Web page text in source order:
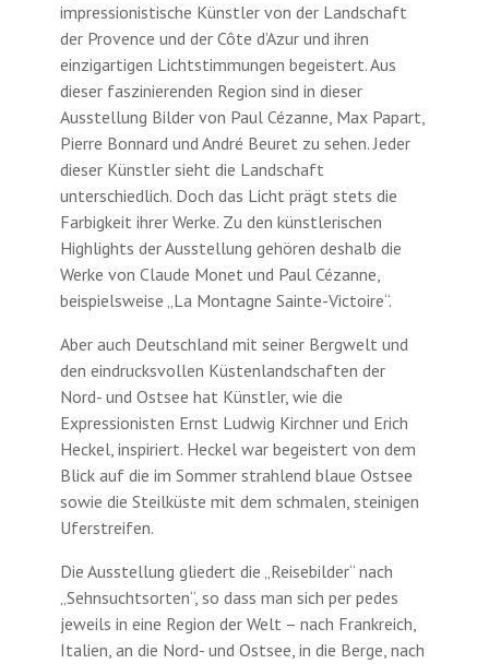
impressionistische Künstler von der Landschaft
der Provence und der Côte d’Azur und ihren
einzigartigen Lichtstimmungen begeistert. Aus
dieser faszinierenden Region sind in dieser
Ausstellung Bilder von Paul Cézanne, Max Papart,
Pierre Bonnard und André Beuret zu sehen. Jeder
dieser Künstler sieht die Landschaft
unterschiedlich. Doch das Licht prägt stets die
Farbigkeit ihrer Werke. Zu den künstlerischen
Highlights der Ausstellung gehören deshalb die
Werke von Claude Monet und Paul Cézanne,
beispielsweise „La Montagne Sainte-Victoire“.
Aber auch Deutschland mit seiner Bergwelt und
den eindrucksvollen Küstenlandschaften der
Nord- und Ostsee hat Künstler, wie die
Expressionisten Ernst Ludwig Kirchner und Erich
Heckel, inspiriert. Heckel war begeistert von dem
Blick auf die im Sommer strahlend blaue Ostsee
sowie die Steilküste mit dem schmalen, steinigen
Uferstreifen.
Die Ausstellung gliedert die „Reisebilder“ nach
„Sehnsuchtsorten“, so dass man sich per pedes
jeweils in eine Region der Welt – nach Frankreich,
Italien, an die Nord- und Ostsee, in die Berge, nach